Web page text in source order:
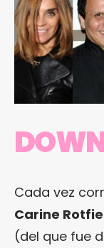
Cada vez
Carine
(del que fue